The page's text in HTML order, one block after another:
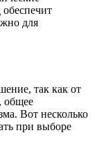
для
так как от
общее
Вот несколько
при выборе